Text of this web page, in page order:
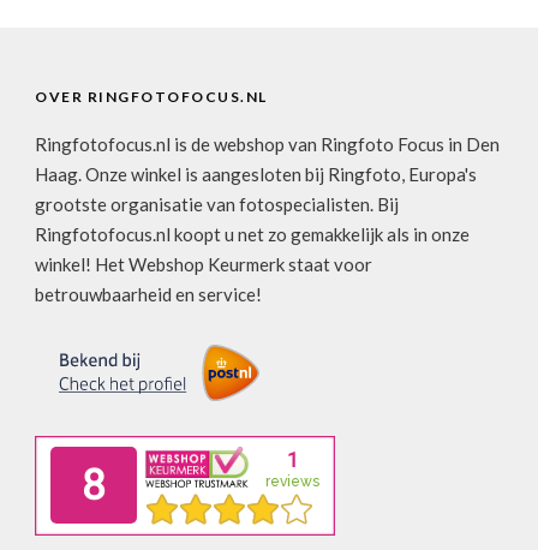
OVER RINGFOTOFOCUS.NL
Ringfotofocus.nl is de webshop van Ringfoto Focus in Den
Haag. Onze winkel is aangesloten bij Ringfoto, Europa's
grootste organisatie van fotospecialisten. Bij
Ringfotofocus.nl koopt u net zo gemakkelijk als in onze
winkel! Het Webshop Keurmerk staat voor
betrouwbaarheid en service!